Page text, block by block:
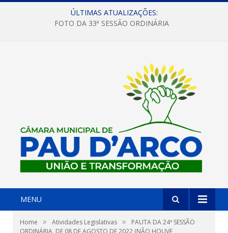
ÚLTIMAS ATUALIZAÇÕES:
FOTO DA 33ª SESSÃO ORDINÁRIA
MENU
Home » Atividades Legislativas »
PAUTA DA 24ª SESSÃO
ORDINÁRIA, DE 08 DE AGOSTO DE 2022 (NÃO HOUVE